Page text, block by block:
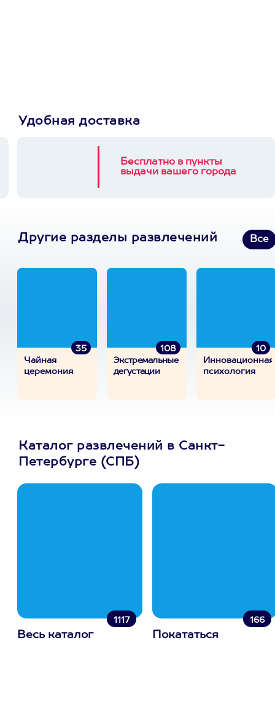
Удобная доставка
Бесплатно в пункты
выдачи вашего города
Другие разделы развлечений Все
35
Чайная
церемония
108
Экстремальные
дегустации
10
Инновационная
психология
Каталог развлечений в Санкт-
Петербурге (СПБ)
1117
Весь каталог
166
Покататься